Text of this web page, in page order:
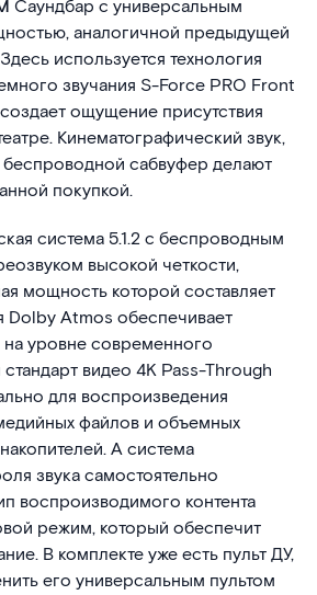
Саундбар с универсальным
аналогичной предыдущей
используется технология
звучания S-Force PRO Front
ощущение присутствия
Кинематографический звук,
сабвуфер делают
покупкой.
система 5.1.2 с беспроводным
высокой четкости,
мощность которой составляет
Dolby Atmos обеспечивает
на уровне современного
видео 4K Pass-Through
для воспроизведения
файлов и объемных
А система
звука самостоятельно
воспроизводимого контента
режим, который обеспечит
В комплекте уже есть пульт ДУ,
его универсальным пультом